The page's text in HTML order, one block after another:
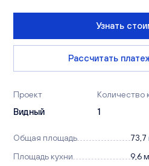
Узнать
Рассчитать
Проект
Видный
Количество
1
Общая площадь
73,7
Площадь кухни
9,6